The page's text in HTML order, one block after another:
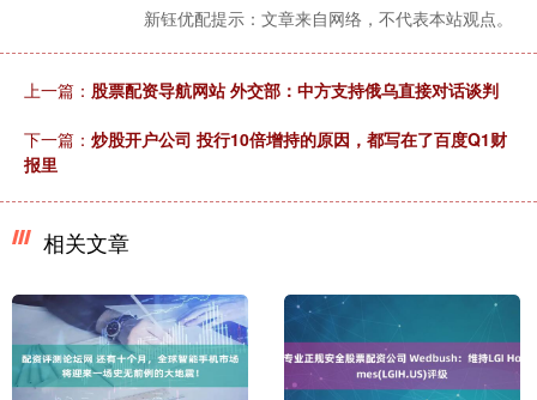
新钰优配提示：文章来自网络，不代表本站观点。
上一篇： 股票配资导航网站 外交部：中方支持俄乌直接对话谈判
下一篇： 炒股开户公司 投行10倍增持的原因，都写在了百度Q1财
报里
相关文章